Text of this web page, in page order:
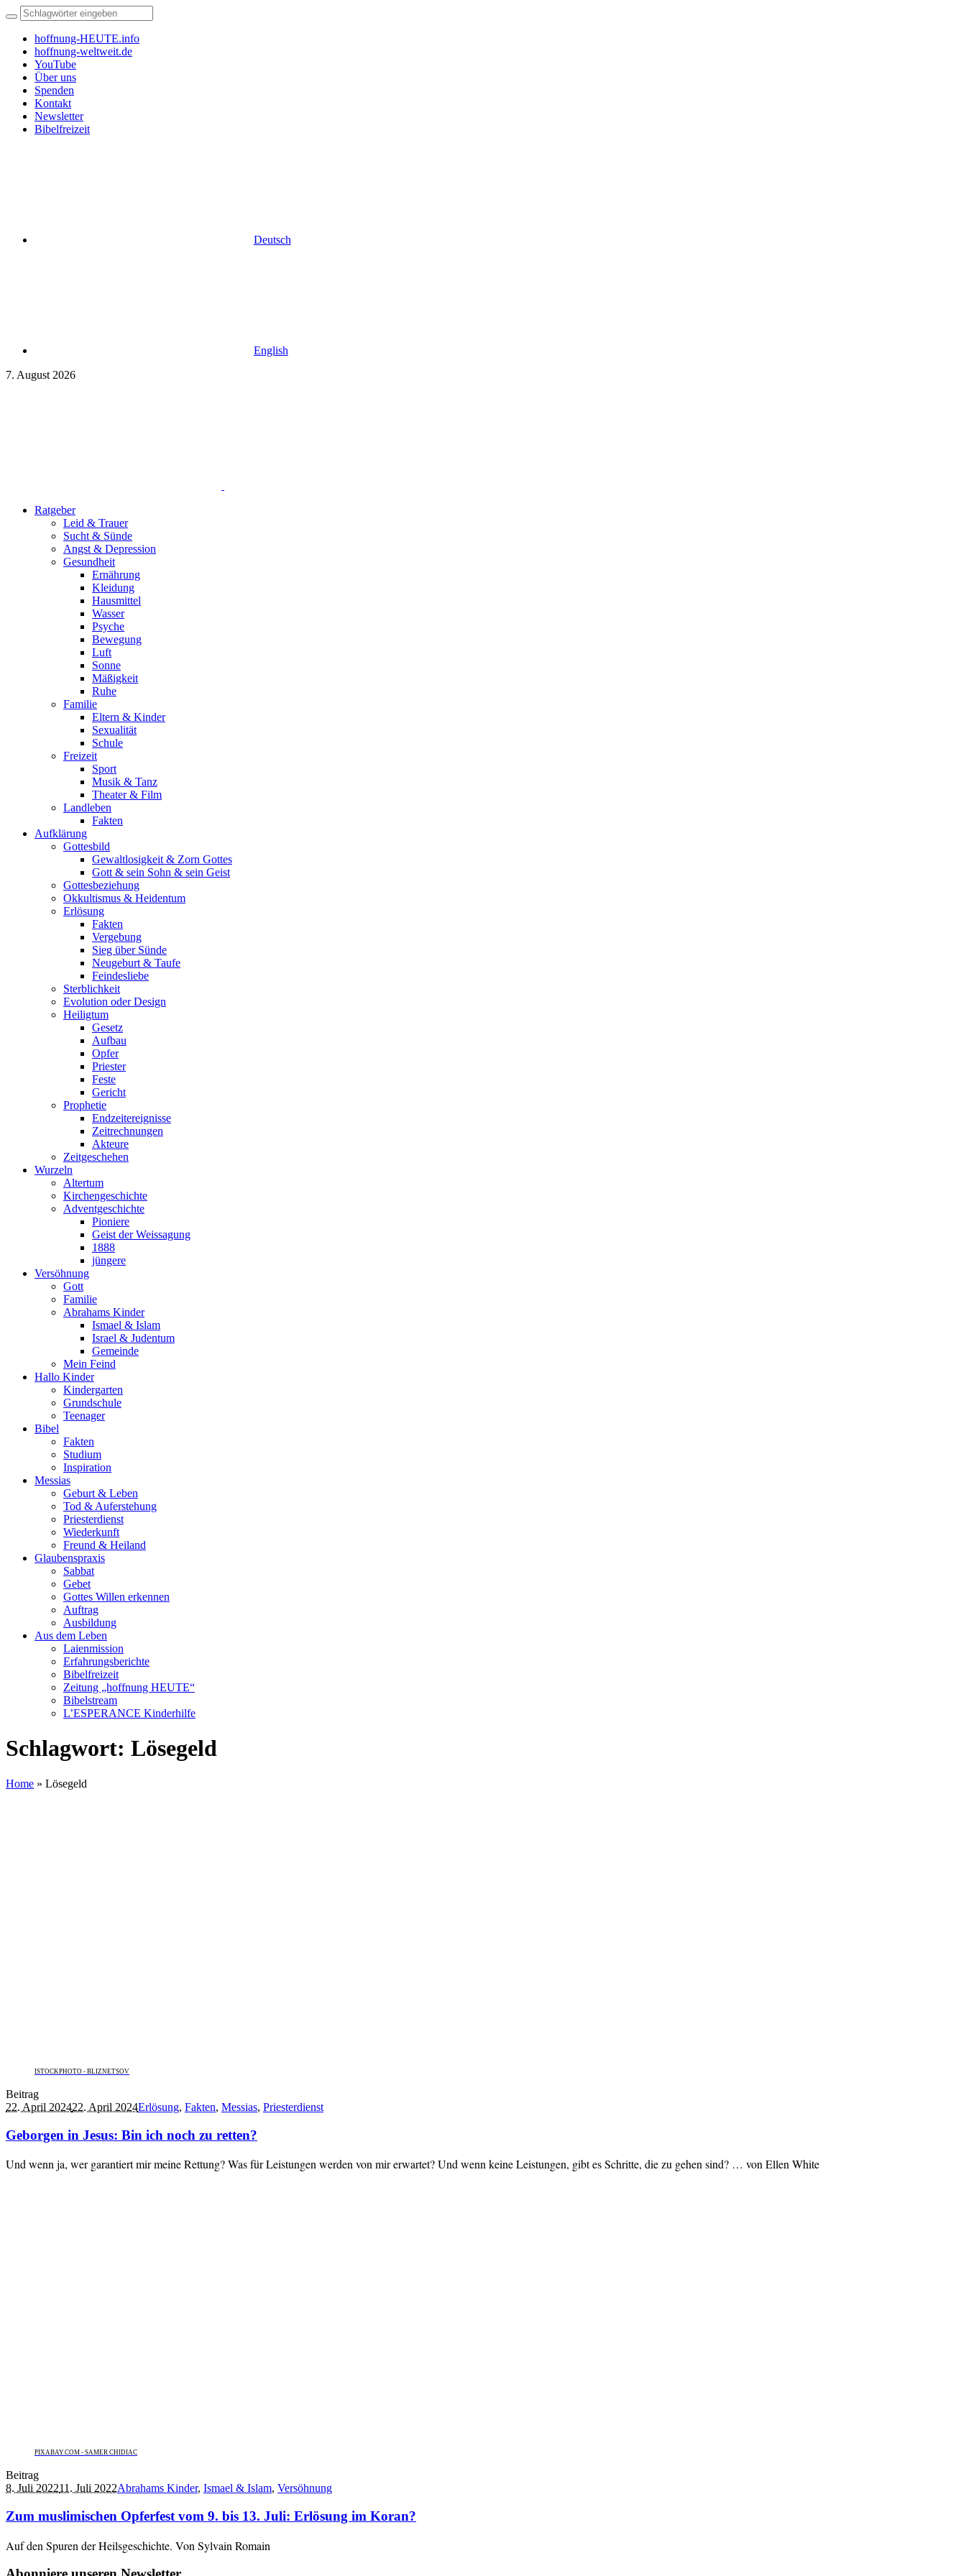
hoffnung-HEUTE.info
hoffnung-weltweit.de
YouTube
Über uns
Spenden
Kontakt
Newsletter
Bibelfreizeit
Deutsch
English
7. August 2026
Ratgeber
Leid & Trauer
Sucht & Sünde
Angst & Depression
Gesundheit
Ernährung
Kleidung
Hausmittel
Wasser
Psyche
Bewegung
Luft
Sonne
Mäßigkeit
Ruhe
Familie
Eltern & Kinder
Sexualität
Schule
Freizeit
Sport
Musik & Tanz
Theater & Film
Landleben
Fakten
Aufklärung
Gottesbild
Gewaltlosigkeit & Zorn Gottes
Gott & sein Sohn & sein Geist
Gottesbeziehung
Okkultismus & Heidentum
Erlösung
Fakten
Vergebung
Sieg über Sünde
Neugeburt & Taufe
Feindesliebe
Sterblichkeit
Evolution oder Design
Heiligtum
Gesetz
Aufbau
Opfer
Priester
Feste
Gericht
Prophetie
Endzeitereignisse
Zeitrechnungen
Akteure
Zeitgeschehen
Wurzeln
Altertum
Kirchengeschichte
Adventgeschichte
Pioniere
Geist der Weissagung
1888
jüngere
Versöhnung
Gott
Familie
Abrahams Kinder
Ismael & Islam
Israel & Judentum
Gemeinde
Mein Feind
Hallo Kinder
Kindergarten
Grundschule
Teenager
Bibel
Fakten
Studium
Inspiration
Messias
Geburt & Leben
Tod & Auferstehung
Priesterdienst
Wiederkunft
Freund & Heiland
Glaubenspraxis
Sabbat
Gebet
Gottes Willen erkennen
Auftrag
Ausbildung
Aus dem Leben
Laienmission
Erfahrungsberichte
Bibelfreizeit
Zeitung „hoffnung HEUTE“
Bibelstream
L’ESPERANCE Kinderhilfe
Schlagwort: Lösegeld
Home » Lösegeld
ISTOCKPHOTO - BLIZNETSOV
Beitrag
22. April 202422. April 2024Erlösung, Fakten, Messias, Priesterdienst
Geborgen in Jesus: Bin ich noch zu retten?
Und wenn ja, wer garantiert mir meine Rettung? Was für Leistungen werden von mir erwartet? Und wenn keine Leistungen, gibt es Schritte, die zu gehen sind? … von Ellen White
PIXABAY.COM - SAMER CHIDIAC
Beitrag
8. Juli 202211. Juli 2022Abrahams Kinder, Ismael & Islam, Versöhnung
Zum muslimischen Opferfest vom 9. bis 13. Juli: Erlösung im Koran?
Auf den Spuren der Heilsgeschichte. Von Sylvain Romain